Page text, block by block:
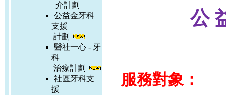
介計劃
公益金牙科
支援
計劃
醫社一心 - 牙
科
治療計劃
社區牙科支
援
公
服務對象：